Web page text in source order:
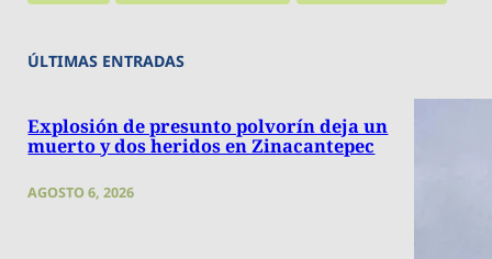
ÚLTIMAS ENTRADAS
Explosión de presunto polvorín deja un
muerto y dos heridos en Zinacantepec
AGOSTO 6, 2026